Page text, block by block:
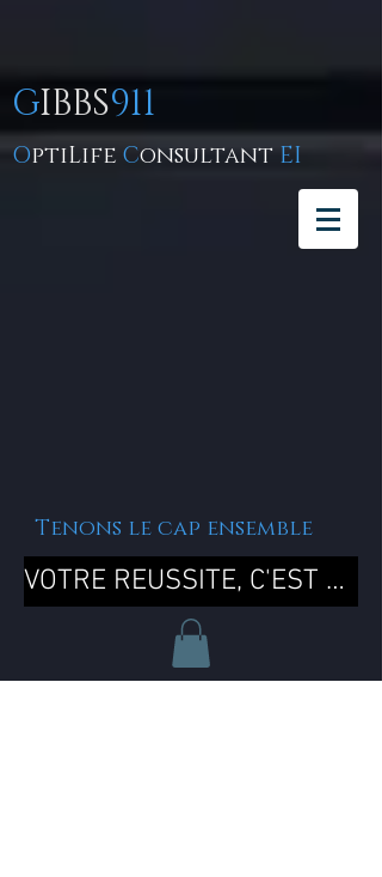
GIBBS911
OptiLife Consultant EI
Tenons le cap ensemble
VOTRE REUSSITE, C'EST MA REUSSITE !